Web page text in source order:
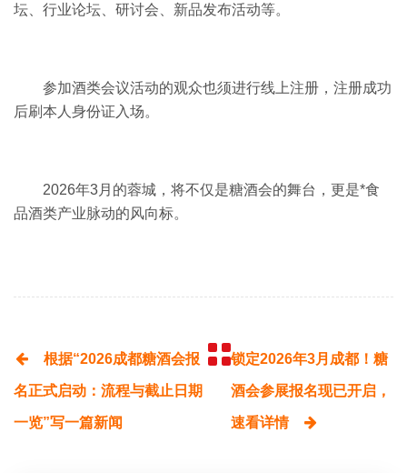
坛、行业论坛、研讨会、新品发布活动等。
参加酒类会议活动的观众也须进行线上注册，注册成功
后刷本人身份证入场。
2026年3月的蓉城，将不仅是糖酒会的舞台，更是*食
品酒类产业脉动的风向标。
根据“2026成都糖酒会报
名正式启动：流程与截止日期
一览”写一篇新闻
锁定2026年3月成都！糖
酒会参展报名现已开启，
速看详情